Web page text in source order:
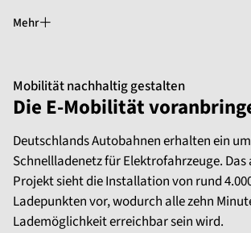
Mehr
Mobilität nachhaltig gestalten
Die E-Mobilität
Deutschlands Autobahnen erhalten ein
Schnellladenetz für Elektrofahrzeuge.
Projekt sieht die Installation von rund
Ladepunkten vor, wodurch alle zehn
Lademöglichkeit erreichbar sein wird.